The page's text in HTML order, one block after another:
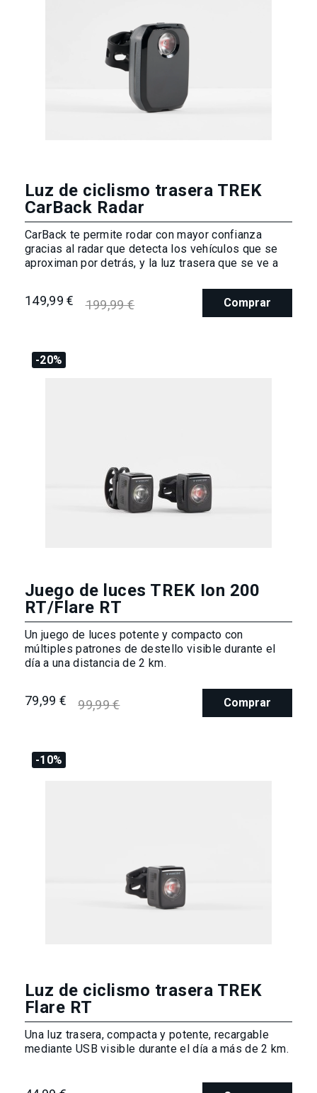
Luz de ciclismo trasera TREK
CarBack Radar
CarBack te permite rodar con mayor confianza
gracias al radar que detecta los vehículos que se
aproximan por detrás, y la luz trasera que se ve a
149,99 € 199,99 € Comprar
-20%
Juego de luces TREK Ion 200
RT/Flare RT
Un juego de luces potente y compacto con
múltiples patrones de destello visible durante el
día a una distancia de 2 km.
79,99 € 99,99 € Comprar
-10%
Luz de ciclismo trasera TREK
Flare RT
Una luz trasera, compacta y potente, recargable
mediante USB visible durante el día a más de 2 km.